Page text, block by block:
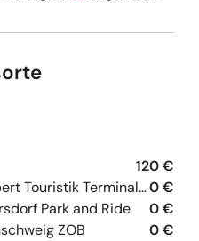
120 €
Aschersleben – Schubert Touristik Terminal Aschersleben0 €
Park and Ride
0 €
ZOB
0 €